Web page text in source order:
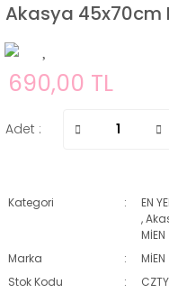
Akasya 45x70cm
690,00 TL
Adet :
Kategori EN
,
MİEN
Marka
MİEN
Stok Kodu